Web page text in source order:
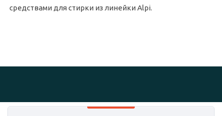
средствами для стирки из линейки Alpi.